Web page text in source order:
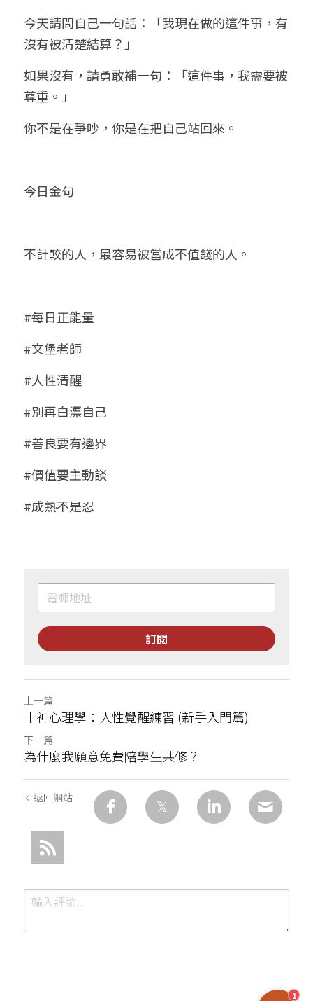
今天請問自己一句話：「我現在做的這件事，有
沒有被清楚結算？」
如果沒有，請勇敢補一句：「這件事，我需要被
尊重。」
你不是在爭吵，你是在把自己站回來。
今日金句
不計較的人，最容易被當成不值錢的人。
#每日正能量
#文堡老師
#人性清醒
#別再白漂自己
#善良要有邊界
#價值要主動談
#成熟不是忍
訂閱
上一篇
十神心理學：人性覺醒練習 (新手入門篇)
下一篇
為什麼我願意免費陪學生共修？
返回網站
1